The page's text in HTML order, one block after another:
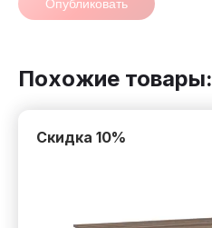
Опубликовать
Похожие товары:
Скидка 10%